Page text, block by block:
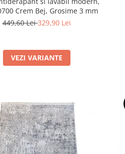
Crem Bej, Grosime 3 mm
449,60 Lei329,90 Lei
VEZI VARIANTE